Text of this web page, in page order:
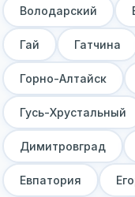
Володарский
Гай Гатчина
Горно-Алтайск
Гусь-Хрустальный
Димитровград
Евпатория